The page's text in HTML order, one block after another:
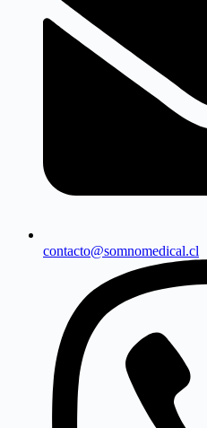
contacto@somnomedical.cl